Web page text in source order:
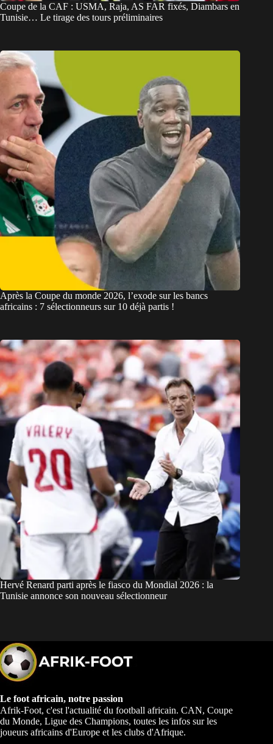
Coupe de la CAF : USMA, Raja, AS FAR fixés, Diambars en
Tunisie… Le tirage des tours préliminaires
Après la Coupe du monde 2026, l’exode sur les bancs
africains : 7 sélectionneurs sur 10 déjà partis !
Hervé Renard parti après le fiasco du Mondial 2026 : la
Tunisie annonce son nouveau sélectionneur
Le foot africain, notre passion
Afrik-Foot, c'est l'actualité du football africain. CAN, Coupe
du Monde, Ligue des Champions, toutes les infos sur les
joueurs africains d'Europe et les clubs d'Afrique.